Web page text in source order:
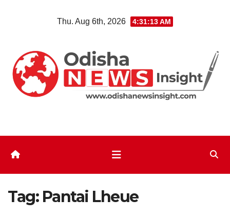
Thu. Aug 6th, 2026 4:31:13 AM
Tag: Pantai Lheue